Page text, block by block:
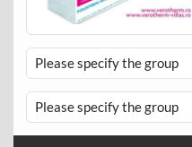
Please specify the group
Please specify the group